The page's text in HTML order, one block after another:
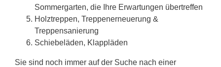
Sommergarten, die Ihre Erwartungen übertreffen
Holztreppen, Treppenerneuerung &
Treppensanierung
Schiebeläden, Klappläden
Sie sind noch immer auf der Suche nach einer